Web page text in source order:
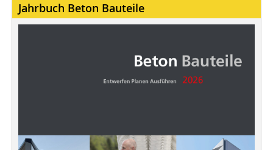
Jahrbuch Beton Bauteile